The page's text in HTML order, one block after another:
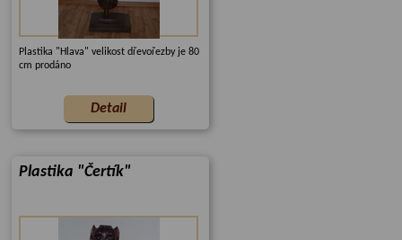
Plastika "Hlava" velikost dřevořezby je 80
cm prodáno
Plastika "Čertík"